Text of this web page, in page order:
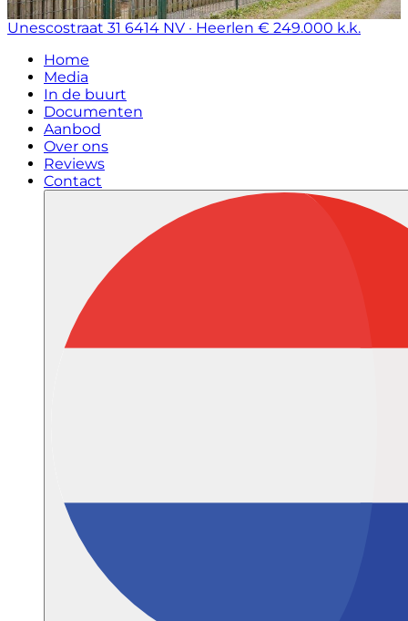
Unescostraat 31 6414 NV · Heerlen € 249.000 k.k.
Home
Media
In de buurt
Documenten
Aanbod
Over ons
Reviews
Contact